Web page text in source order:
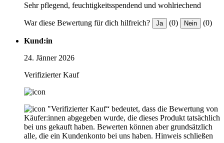
Sehr pflegend, feuchtigkeitsspendend und wohlriechend
War diese Bewertung für dich hilfreich? Ja (0) Nein (0)
Kund:in
24. Jänner 2026
Verifizierter Kauf
"Verifizierter Kauf“ bedeutet, dass die Bewertung von
Käufer:innen abgegeben wurde, die dieses Produkt tatsächlich
bei uns gekauft haben. Bewerten können aber grundsätzlich
alle, die ein Kundenkonto bei uns haben. Hinweis schließen